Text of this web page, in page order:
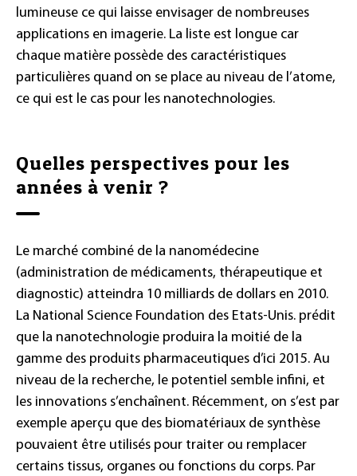
lumineuse ce qui laisse envisager de nombreuses
applications en imagerie. La liste est longue car
chaque matière possède des caractéristiques
particulières quand on se place au niveau de l’atome,
ce qui est le cas pour les nanotechnologies.
Quelles perspectives pour les
années à venir ?
Le marché combiné de la nanomédecine
(administration de médicaments, thérapeutique et
diagnostic) atteindra 10 milliards de dollars en 2010.
La National Science Foundation des Etats-Unis. prédit
que la nanotechnologie produira la moitié de la
gamme des produits pharmaceutiques d’ici 2015. Au
niveau de la recherche, le potentiel semble infini, et
les innovations s’enchaînent. Récemment, on s’est par
exemple aperçu que des biomatériaux de synthèse
pouvaient être utilisés pour traiter ou remplacer
certains tissus, organes ou fonctions du corps. Par